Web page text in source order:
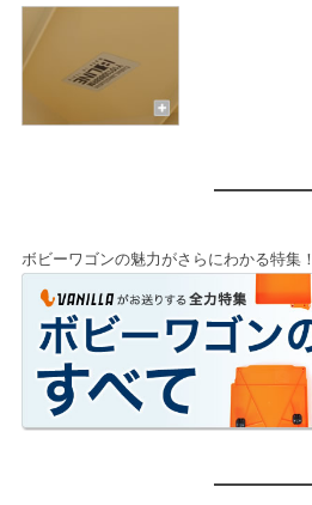
ボビーワゴンの魅力がさらにわかる特集！